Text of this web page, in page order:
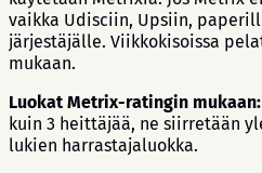
vaikka Udisciin, Upsiin,
järjestäjälle. Viikkokisoissa
mukaan.
Luokat Metrix-ratingin mukaan:
kuin 3 heittäjää, ne siirretään
lukien harrastajaluokka.